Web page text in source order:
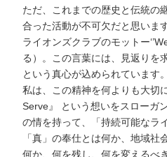
ただ、これまでの歴史と伝統の
合った活動が不可欠だと思います
ライオンズクラブのモットー
る）。この言葉には、見返りを
という真心が込められています。
私は、この精神を何よりも大切
Serve』 という想いをスローガ
の情を持って、「持続可能なラ
「真」の奉仕とは何か、地域
何か、何を残し、何を変えるべ